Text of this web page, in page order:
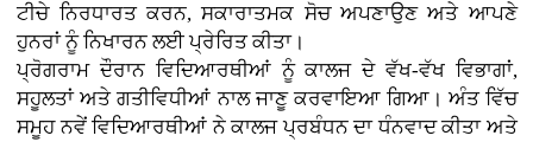
ਟੀਚੇ ਨਿਰਧਾਰਤ ਕਰਨ, ਸਕਾਰਾਤਮਕ ਸੋਚ ਅਪਣਾਉਣ ਅਤੇ ਆਪਣੇ
ਹੁਨਰਾਂ ਨੂੰ ਨਿਖਾਰਨ ਲਈ ਪ੍ਰੇਰਿਤ ਕੀਤਾ।
ਪ੍ਰੋਗਰਾਮ ਦੌਰਾਨ ਵਿਦਿਆਰਥੀਆਂ ਨੂੰ ਕਾਲਜ ਦੇ ਵੱਖ-ਵੱਖ ਵਿਭਾਗਾਂ,
ਸਹੂਲਤਾਂ ਅਤੇ ਗਤੀਵਿਧੀਆਂ ਨਾਲ ਜਾਣੂ ਕਰਵਾਇਆ ਗਿਆ। ਅੰਤ ਵਿੱਚ
ਸਮੂਹ ਨਵੇਂ ਵਿਦਿਆਰਥੀਆਂ ਨੇ ਕਾਲਜ ਪ੍ਰਬੰਧਨ ਦਾ ਧੰਨਵਾਦ ਕੀਤਾ ਅਤੇ